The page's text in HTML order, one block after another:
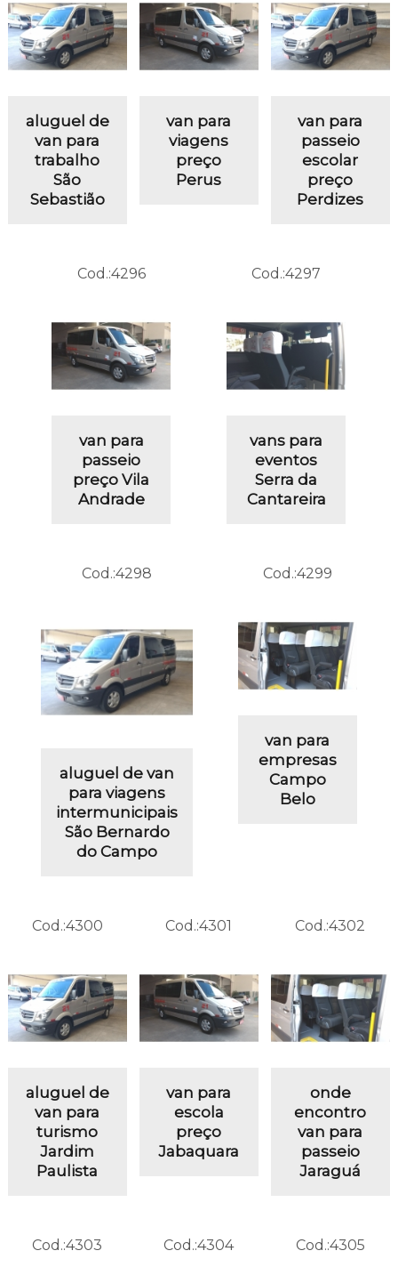
aluguel de
van para
trabalho
São
Sebastião
van para
viagens
preço
Perus
van para
passeio
escolar
preço
Perdizes
Cod.:4296
van para
passeio
preço Vila
Andrade
Cod.:4297
vans para
eventos
Serra da
Cantareira
Cod.:4298
aluguel de van
para viagens
intermunicipais
São Bernardo
do Campo
Cod.:4299
van para
empresas
Campo
Belo
Cod.:4300
aluguel de
van para
turismo
Jardim
Paulista
Cod.:4301
van para
escola
preço
Jabaquara
Cod.:4302
onde
encontro
van para
passeio
Jaraguá
Cod.:4303 Cod.:4304 Cod.:4305